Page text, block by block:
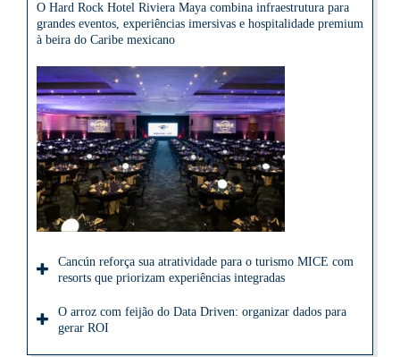
O Hard Rock Hotel Riviera Maya combina infraestrutura para
grandes eventos, experiências imersivas e hospitalidade premium
à beira do Caribe mexicano
Cancún reforça sua atratividade para o turismo MICE com
resorts que priorizam experiências integradas
O arroz com feijão do Data Driven: organizar dados para
gerar ROI